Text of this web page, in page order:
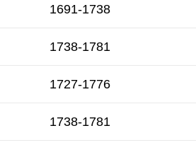
1691-1738
1738-1781
1727-1776
1738-1781